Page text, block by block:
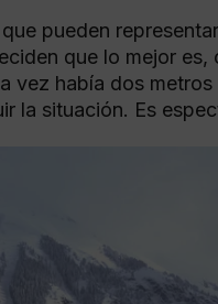
pueden
que lo mejor es,
vez había dos
la situación. Es